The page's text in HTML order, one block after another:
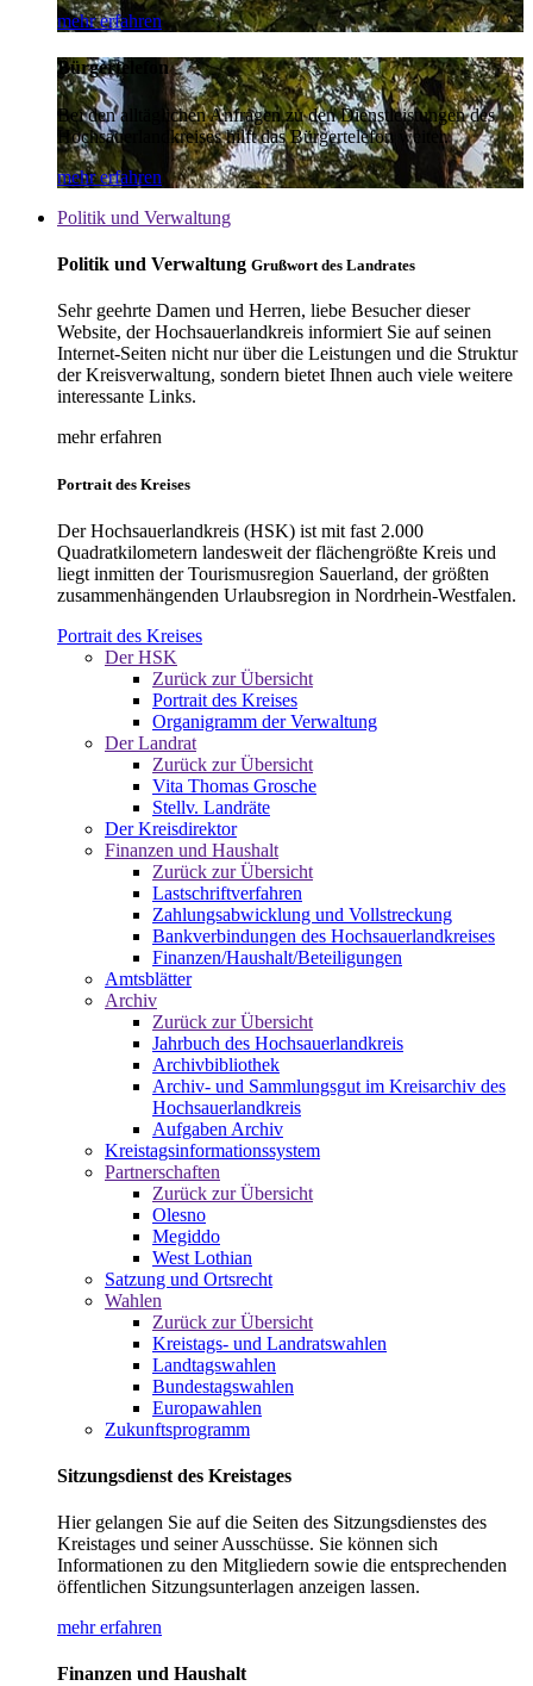
mehr erfahren
Bürgertelefon
Bei den alltäglichen Anfragen zu den Dienstleistungen des
Hochsauerlandkreises hilft das Bürgertelefon weiter.
mehr erfahren
Politik und Verwaltung
Politik und Verwaltung Grußwort des Landrates
Sehr geehrte Damen und Herren, liebe Besucher dieser
Website, der Hochsauerlandkreis informiert Sie auf seinen
Internet-Seiten nicht nur über die Leistungen und die Struktur
der Kreisverwaltung, sondern bietet Ihnen auch viele weitere
interessante Links.
mehr erfahren
Portrait des Kreises
Der Hochsauerlandkreis (HSK) ist mit fast 2.000
Quadratkilometern landesweit der flächengrößte Kreis und
liegt inmitten der Tourismusregion Sauerland, der größten
zusammenhängenden Urlaubsregion in Nordrhein-Westfalen.
Portrait des Kreises
Der HSK
Zurück zur Übersicht
Portrait des Kreises
Organigramm der Verwaltung
Der Landrat
Zurück zur Übersicht
Vita Thomas Grosche
Stellv. Landräte
Der Kreisdirektor
Finanzen und Haushalt
Zurück zur Übersicht
Lastschriftverfahren
Zahlungsabwicklung und Vollstreckung
Bankverbindungen des Hochsauerlandkreises
Finanzen/Haushalt/Beteiligungen
Amtsblätter
Archiv
Zurück zur Übersicht
Jahrbuch des Hochsauerlandkreis
Archivbibliothek
Archiv- und Sammlungsgut im Kreisarchiv des
Hochsauerlandkreis
Aufgaben Archiv
Kreistagsinformationssystem
Partnerschaften
Zurück zur Übersicht
Olesno
Megiddo
West Lothian
Satzung und Ortsrecht
Wahlen
Zurück zur Übersicht
Kreistags- und Landratswahlen
Landtagswahlen
Bundestagswahlen
Europawahlen
Zukunftsprogramm
Sitzungsdienst des Kreistages
Hier gelangen Sie auf die Seiten des Sitzungsdienstes des
Kreistages und seiner Ausschüsse. Sie können sich
Informationen zu den Mitgliedern sowie die entsprechenden
öffentlichen Sitzungsunterlagen anzeigen lassen.
mehr erfahren
Finanzen und Haushalt